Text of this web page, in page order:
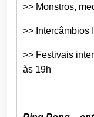
>> Monstros,
>> Intercâmbios
>> Festivais
às 19h